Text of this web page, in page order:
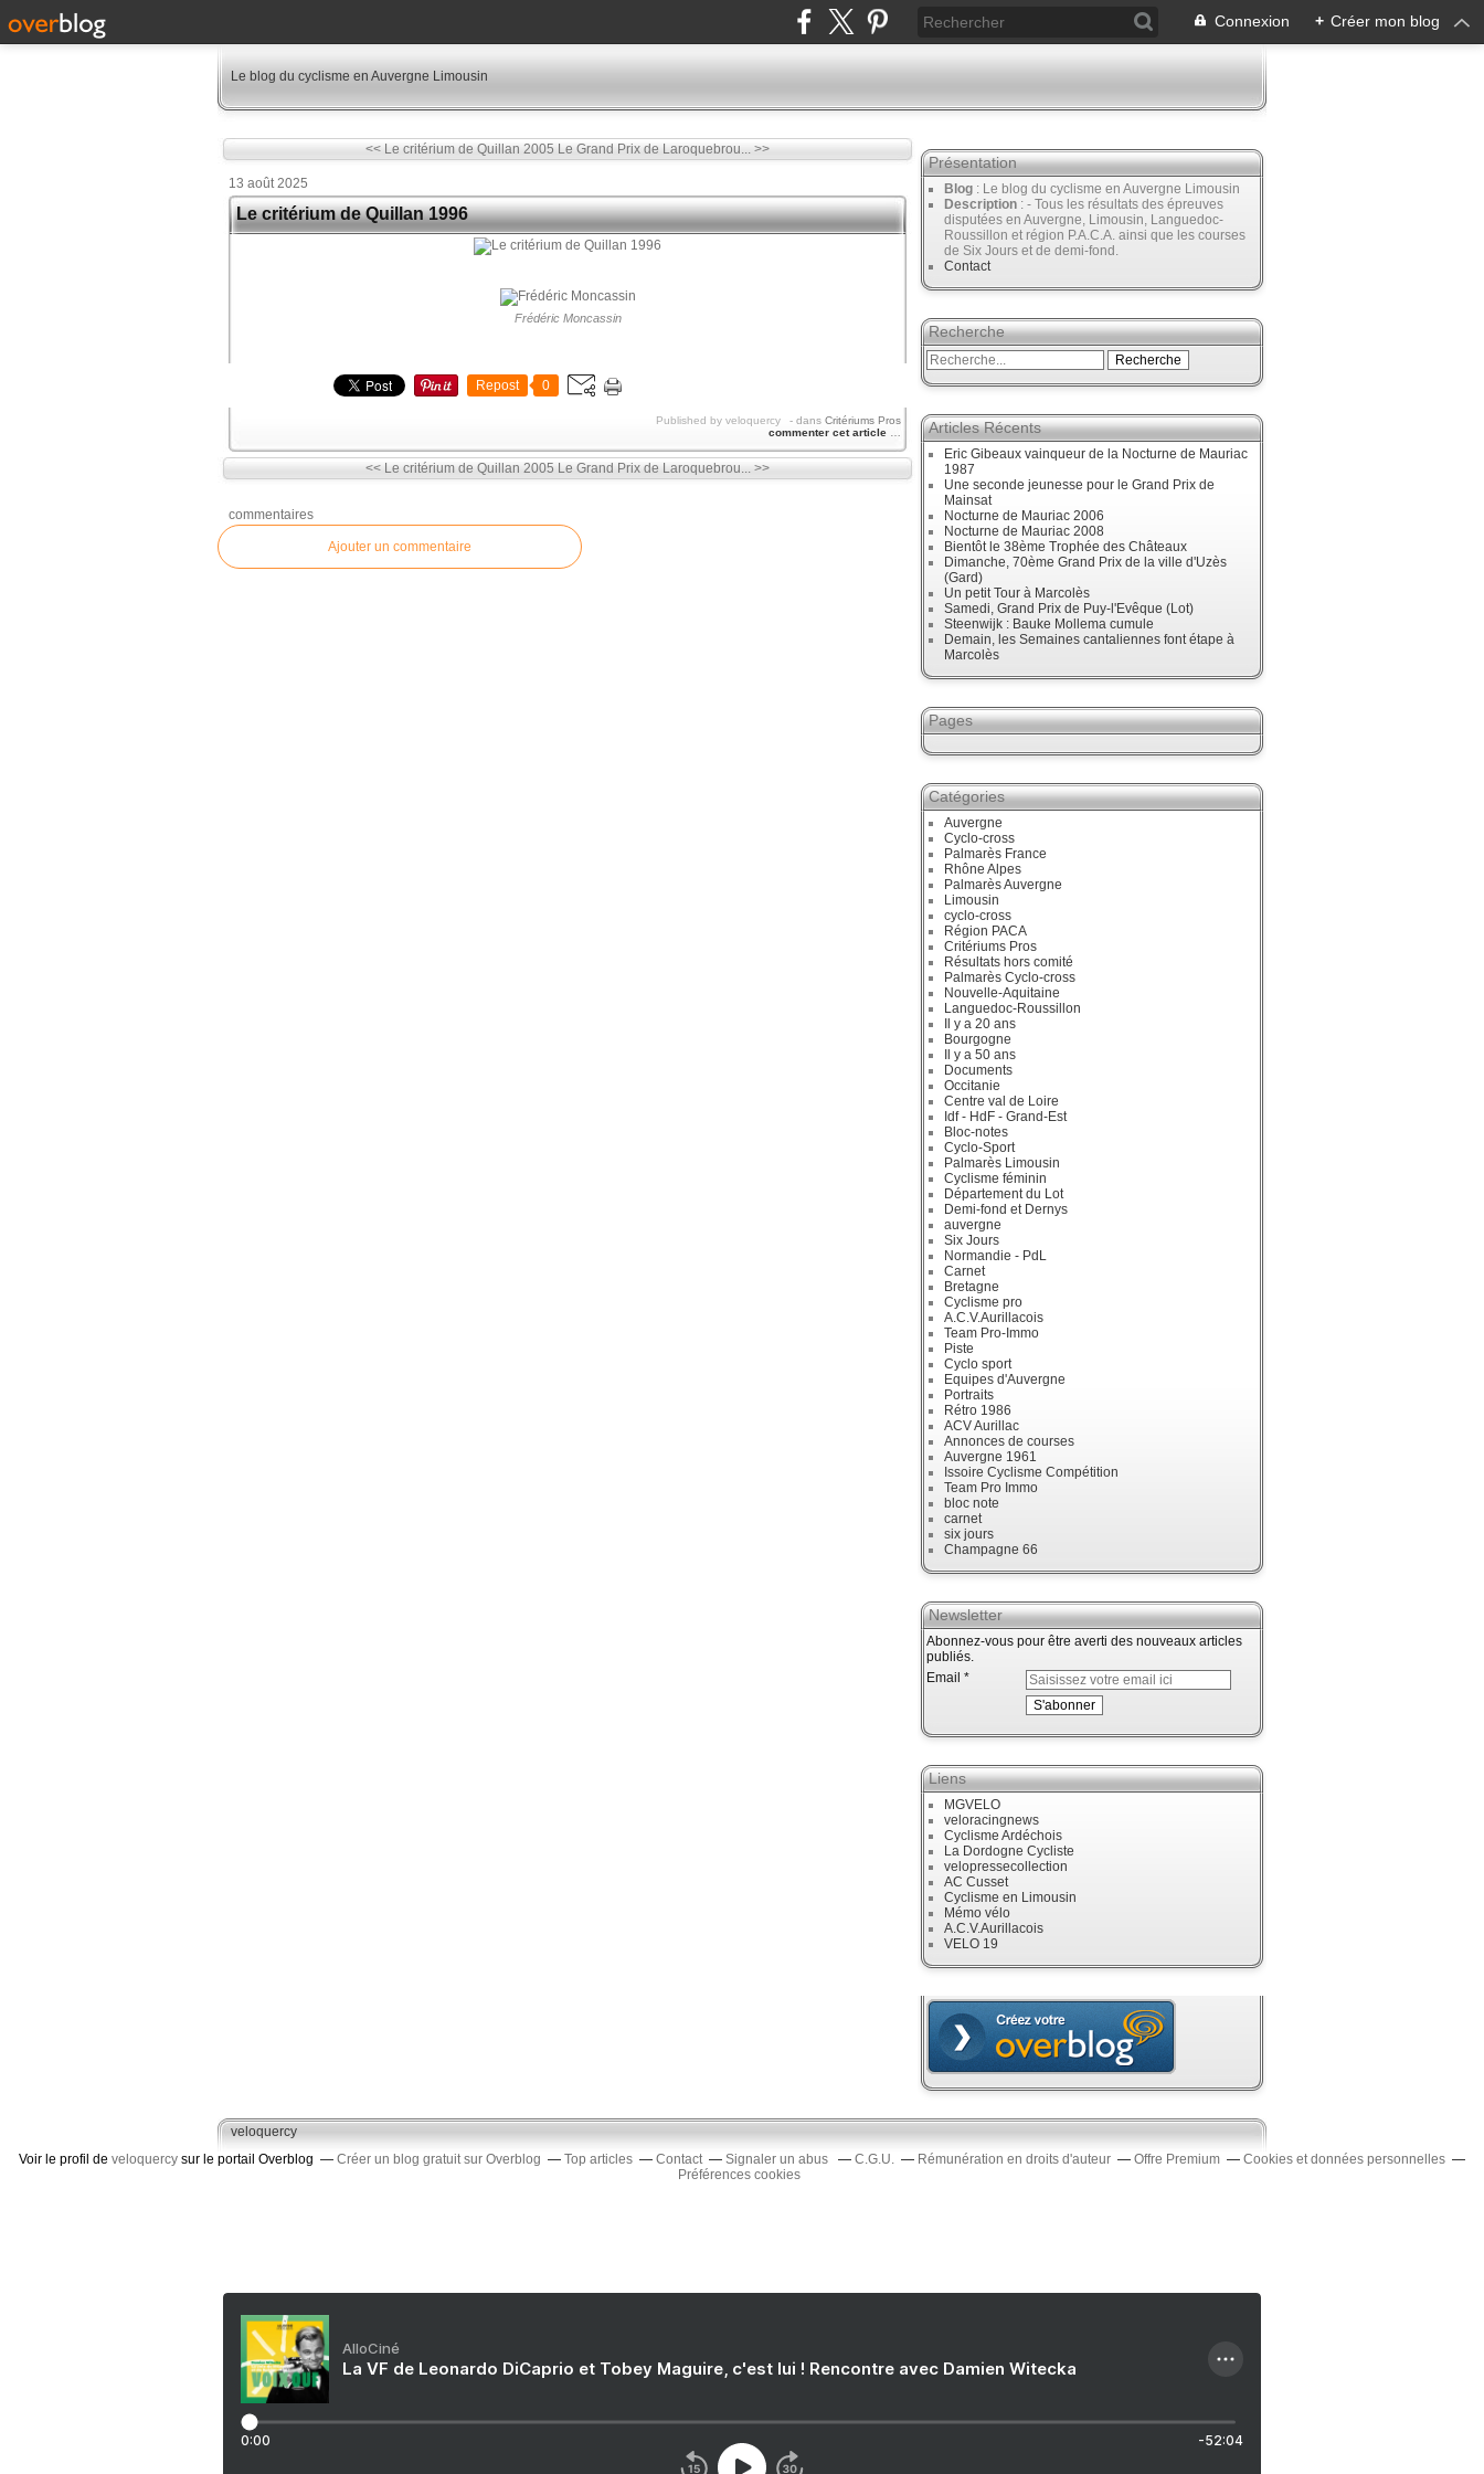
Connexion + Créer mon blog
Le blog du cyclisme en Auvergne Limousin
<< Le critérium de Quillan 2005 Le Grand Prix de Laroquebrou... >>
13 août 2025
Le critérium de Quillan 1996
Frédéric Moncassin
Repost 0
Published by veloquercy - dans Critériums Pros
commenter cet article
<< Le critérium de Quillan 2005 Le Grand Prix de Laroquebrou... >>
commentaires
Ajouter un commentaire
Présentation
Blog : Le blog du cyclisme en Auvergne Limousin
Description : - Tous les résultats des épreuves
disputées en Auvergne, Limousin, Languedoc-
Roussillon et région P.A.C.A. ainsi que les courses
de Six Jours et de demi-fond.
Contact
Recherche
Articles Récents
Eric Gibeaux vainqueur de la Nocturne de Mauriac
1987
Une seconde jeunesse pour le Grand Prix de
Mainsat
Nocturne de Mauriac 2006
Nocturne de Mauriac 2008
Bientôt le 38ème Trophée des Châteaux
Dimanche, 70ème Grand Prix de la ville d'Uzès
(Gard)
Un petit Tour à Marcolès
Samedi, Grand Prix de Puy-l'Evêque (Lot)
Steenwijk : Bauke Mollema cumule
Demain, les Semaines cantaliennes font étape à
Marcolès
Pages
Catégories
Auvergne
Cyclo-cross
Palmarès France
Rhône Alpes
Palmarès Auvergne
Limousin
cyclo-cross
Région PACA
Critériums Pros
Résultats hors comité
Palmarès Cyclo-cross
Nouvelle-Aquitaine
Languedoc-Roussillon
Il y a 20 ans
Bourgogne
Il y a 50 ans
Documents
Occitanie
Centre val de Loire
Idf - HdF - Grand-Est
Bloc-notes
Cyclo-Sport
Palmarès Limousin
Cyclisme féminin
Département du Lot
Demi-fond et Dernys
auvergne
Six Jours
Normandie - PdL
Carnet
Bretagne
Cyclisme pro
A.C.V.Aurillacois
Team Pro-Immo
Piste
Cyclo sport
Equipes d'Auvergne
Portraits
Rétro 1986
ACV Aurillac
Annonces de courses
Auvergne 1961
Issoire Cyclisme Compétition
Team Pro Immo
bloc note
carnet
six jours
Champagne 66
Newsletter
Abonnez-vous pour être averti des nouveaux articles
publiés.
Email
Liens
MGVELO
veloracingnews
Cyclisme Ardéchois
La Dordogne Cycliste
velopressecollection
AC Cusset
Cyclisme en Limousin
Mémo vélo
A.C.V.Aurillacois
VELO 19
veloquercy
Voir le profil de veloquercy sur le portail Overblog Créer un blog gratuit sur Overblog Top articles Contact Signaler un abus C.G.U. Rémunération en droits d'auteur Offre Premium
Cookies et données personnelles
Préférences cookies
AlloCiné
La VF de Leonardo DiCaprio et Tobey Maguire, c'est lui ! Rencontre avec Damien Witecka
0:00 -52:04